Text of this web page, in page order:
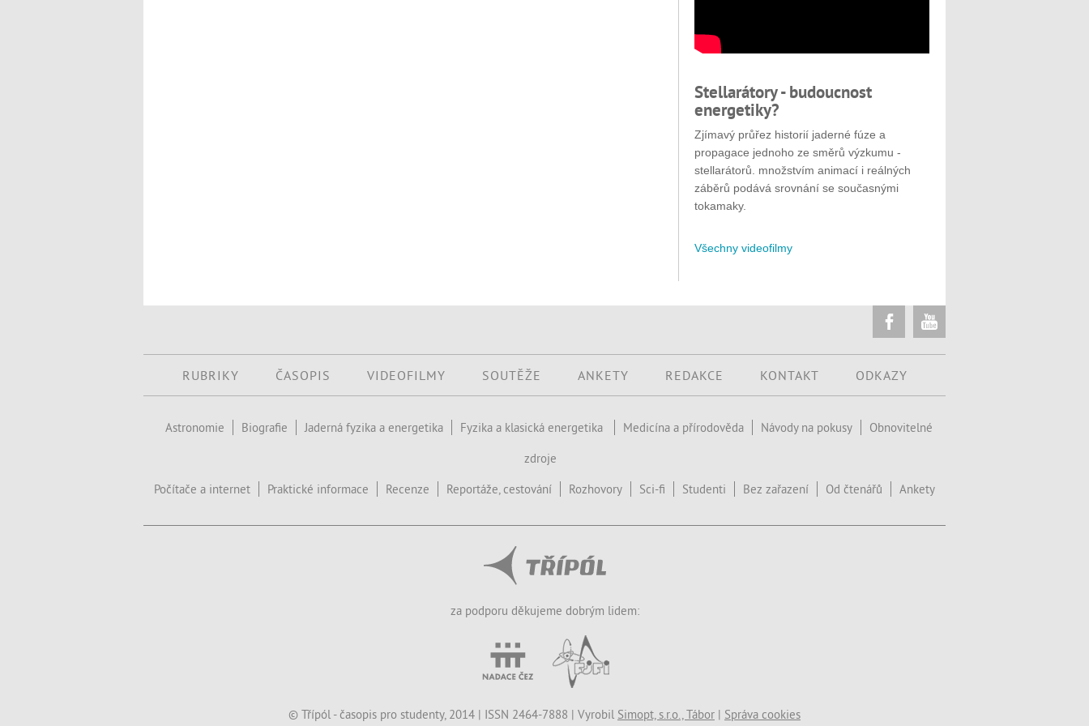
Stellarátory - budoucnost
energetiky?
Zjímavý průřez historií jaderné fúze a
propagace jednoho ze směrů výzkumu -
stellarátorů. množstvím animací i reálných
záběrů podává srovnání se současnými
tokamaky.
Všechny videofilmy
RUBRIKY ČASOPIS VIDEOFILMY SOUTĚŽE ANKETY REDAKCE KONTAKT ODKAZY
Astronomie Biografie Jaderná fyzika a energetika Fyzika a klasická energetika Medicína a přírodověda Návody na pokusy
Obnovitelné
zdroje
Počítače a internet
Praktické informace Recenze Reportáže, cestování Rozhovory Sci-fi Studenti Bez zařazení Od čtenářů Ankety
za podporu děkujeme dobrým lidem:
© Třípól - časopis pro studenty, 2014 | ISSN 2464-7888 | Vyrobil Simopt, s.r.o., Tábor | Správa cookies